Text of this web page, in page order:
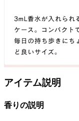
アイテム説明
香りの説明